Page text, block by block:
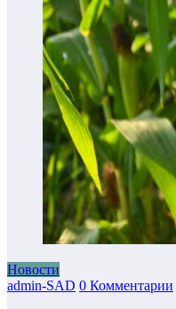
Новости
admin-SAD 0 Комментарии